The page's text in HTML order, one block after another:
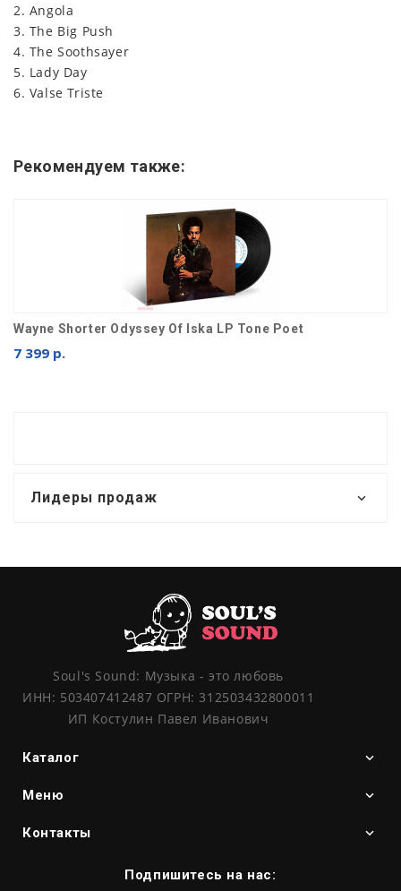
2. Angola
3. The Big Push
4. The Soothsayer
5. Lady Day
6. Valse Triste
Рекомендуем также:
Wayne Shorter Odyssey Of Iska LP Tone Poet
7 399 р.
Лидеры продаж
Soul's Sound: Музыка - это любовь
ИНН: 503407412487 ОГРН: 312503432800011
ИП Костулин Павел Иванович
Каталог
Меню
Контакты
Подпишитесь на нас: